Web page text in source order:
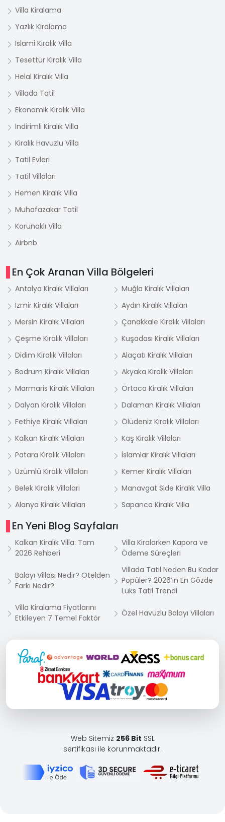
Villa Kiralama
Yazlık Kiralama
İslami Kiralık Villa
Tesettür Kiralık Villa
Helal Kiralık Villa
Villada Tatil
Ekonomik Kiralık Villa
İndirimli Kiralık Villa
Kiralık Havuzlu Villa
Tatil Evleri
Tatil Villaları
Hemen Kiralık Villa
Muhafazakar Tatil
Korunaklı Villa
Airbnb
En Çok Aranan Villa Bölgeleri
Antalya Kiralık Villaları
Muğla Kiralık Villaları
İzmir Kiralık Villaları
Aydın Kiralık Villaları
Mersin Kiralık Villaları
Çanakkale Kiralık Villaları
Çeşme Kiralık Villaları
Kuşadası Kiralık Villaları
Didim Kiralık Villaları
Alaçatı Kiralık Villaları
Bodrum Kiralık Villaları
Akyaka Kiralık Villaları
Marmaris Kiralık Villaları
Ortaca Kiralık Villaları
Dalyan Kiralık Villaları
Dalaman Kiralık Villaları
Fethiye Kiralık Villaları
Ölüdeniz Kiralık Villaları
Kalkan Kiralık Villaları
Kaş Kiralık Villaları
Patara Kiralık Villaları
İslamlar Kiralık Villaları
Üzümlü Kiralık Villaları
Kemer Kiralık Villaları
Belek Kiralık Villaları
Manavgat Side Kiralık Villa
Alanya Kiralık Villaları
Sapanca Kiralık Villa
En Yeni Blog Sayfaları
Kalkan Kiralık Villa: Tam
2026 Rehberi
Villa Kiralarken Kapora ve
Ödeme Süreçleri
Balayı Villası Nedir? Otelden
Farkı Nedir?
Villada Tatil Neden Bu Kadar
Popüler? 2026’in En Gözde
Lüks Tatil Trendi
Villa Kiralama Fiyatlarını
Etkileyen 7 Temel Faktör
Özel Havuzlu Balayı Villaları
Web Sitemiz 256 Bit SSL
sertifikası ile korunmaktadır.